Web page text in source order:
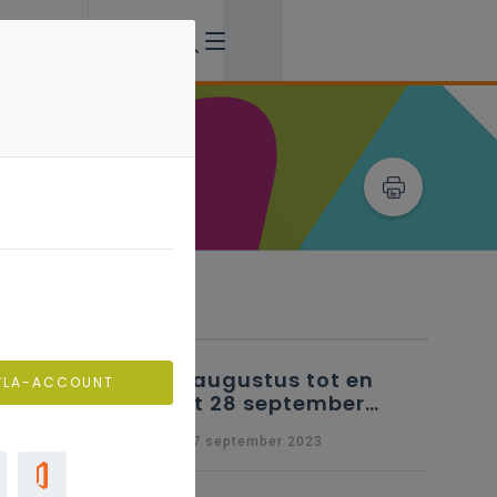
25 augustus tot en
met 28 september
vragen
wo 27 september 2023
ACCOUNT